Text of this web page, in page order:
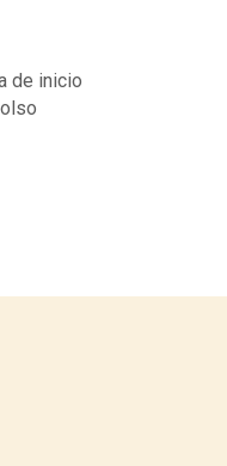
de inicio